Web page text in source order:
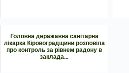
Головна деражавна санітарна
лікарка Кіровоградщини розповіла
про контроль за рівнем радону в
заклада...